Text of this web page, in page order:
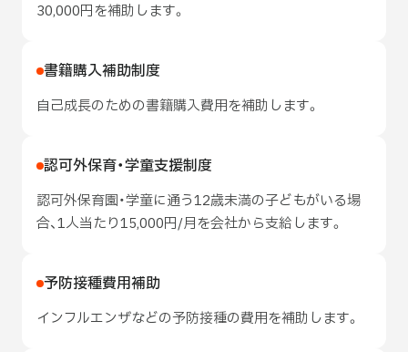
30,000円を補助します。
書籍購入補助制度
自己成長のための書籍購入費用を補助します。
認可外保育・学童支援制度
認可外保育園・学童に通う12歳未満の子どもがいる場
合、1人当たり15,000円/月を会社から支給します。
予防接種費用補助
インフルエンザなどの予防接種の費用を補助します。